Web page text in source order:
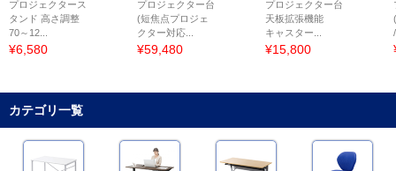
プロジェクタース
タンド 高さ調整
70～12...
¥6,580
プロジェクター台
(短焦点プロジェ
クター対応...
¥59,480
プロジェクター台
天板拡張機能
キャスター...
¥15,800
カテゴリ一覧